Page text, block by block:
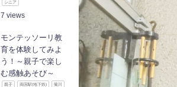
シニア
7
モンテッソーリ教
育を体験してみよ
う！～親子で楽し
む感触あそび～
親子 両国駅(地下鉄) 菊川